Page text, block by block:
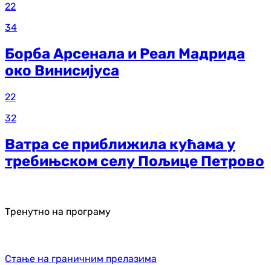
22
34
Борба Арсенала и Реал Мадрида
око Винисијуса
22
32
Ватра се приближила кућама у
требињском селу Пољице Петрово
Тренутно на програму
Стање на граничним прелазима